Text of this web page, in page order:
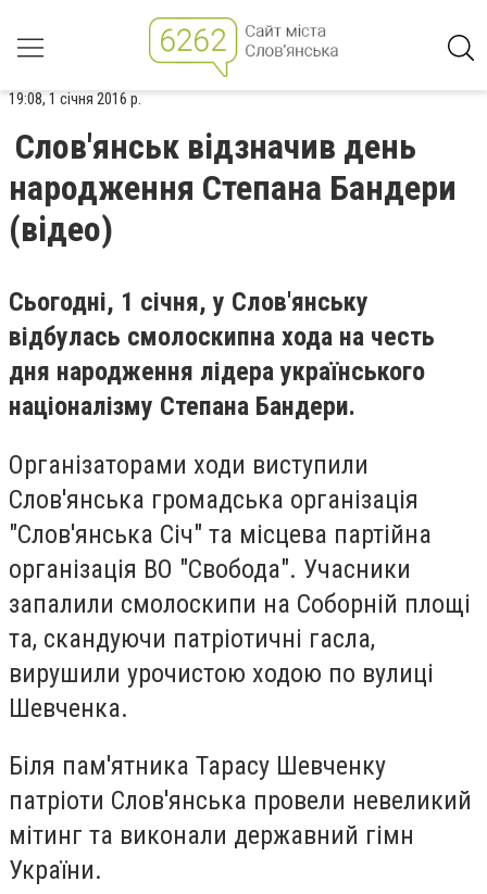
19:08, 1 січня 2016 р.
Слов'янськ відзначив день
народження Степана Бандери
(відео)
Сьогодні, 1 січня, у Слов'янську
відбулась смолоскипна хода на честь
дня народження лідера українського
націоналізму Степана Бандери.
Організаторами ходи виступили
Слов'янська громадська організація
"Слов'янська Січ" та місцева партійна
організація ВО "Свобода". Учасники
запалили смолоскипи на Соборній площі
та, скандуючи патріотичні гасла,
вирушили урочистою ходою по вулиці
Шевченка.
Біля пам'ятника Тарасу Шевченку
патріоти Слов'янська провели невеликий
мітинг та виконали державний гімн
України.